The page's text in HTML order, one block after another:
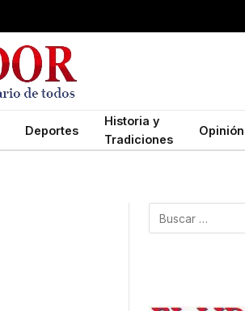
Deportes
Historia y
Tradiciones
Opinión